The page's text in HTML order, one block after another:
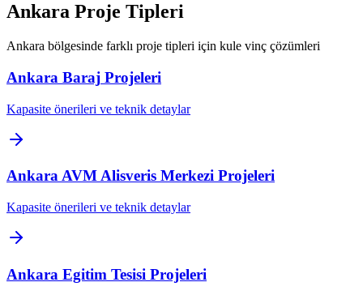
Ankara Proje Tipleri
Ankara bölgesinde farklı proje tipleri için kule vinç çözümleri
Ankara Baraj Projeleri
Kapasite önerileri ve teknik detaylar
AnkaraAVM Alisveris Merkezi Projeleri
Kapasite önerileri ve teknik detaylar
Ankara Egitim Tesisi Projeleri